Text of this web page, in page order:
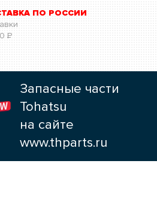
ПО РОССИИ
Р
Запасные части
Tohatsu
на сайте
www.thparts.ru